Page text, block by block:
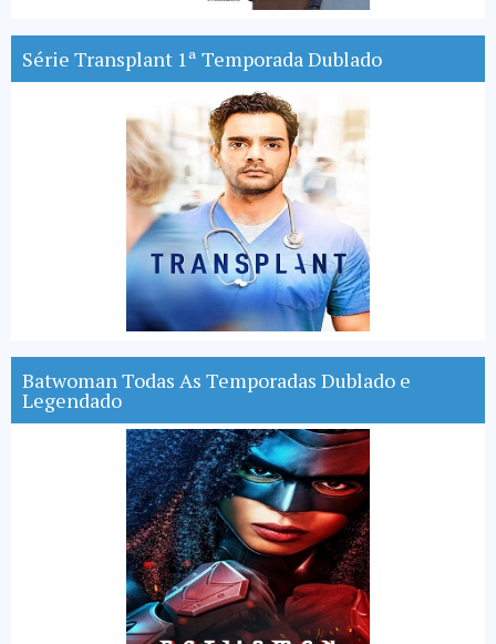
Série Transplant 1ª Temporada Dublado
Batwoman Todas As Temporadas Dublado e
Legendado